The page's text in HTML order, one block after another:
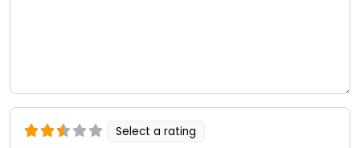
Select a rating